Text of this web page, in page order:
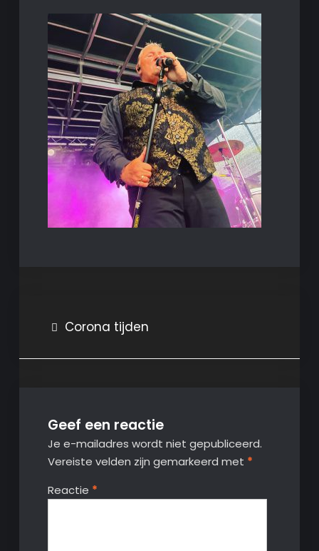
Bericht
navigatie
Corona tijden
Geef een reactie
Je e-mailadres wordt niet gepubliceerd.
Vereiste velden zijn gemarkeerd met *
Reactie *